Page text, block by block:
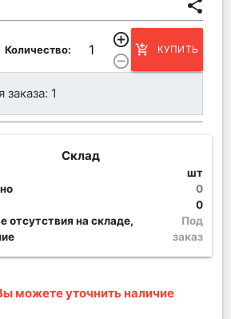
share
Количество:
add_circle_outline
remove_circle_outline
add_shopping_cart КУПИТЬ
1
Склад
шт
0
0
отсутствия на складе,
Под
заказ
можете уточнить наличие